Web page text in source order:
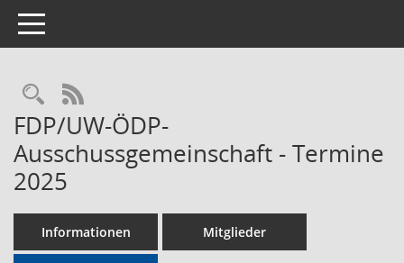
Toggle navigation
Rechercheauswahl
RSS-Feed
FDP/UW-ÖDP-
Ausschussgemeinschaft - Termine
2025
Informationen Mitglieder